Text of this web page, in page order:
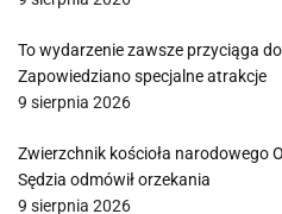
To wydarzenie zawsze przyciąga
Zapowiedziano specjalne atrakcje
9 sierpnia 2026
Zwierzchnik kościoła narodowego
Sędzia odmówił orzekania
9 sierpnia 2026